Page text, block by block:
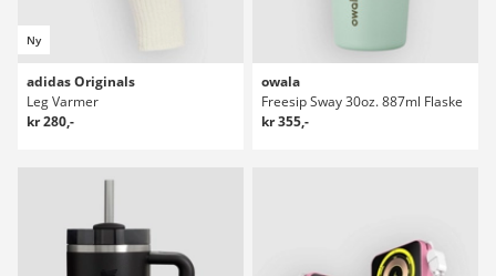
Ny
adidas Originals
Leg Varmer
kr 280,-
owala
Freesip Sway 30oz. 887ml Flaske
kr 355,-